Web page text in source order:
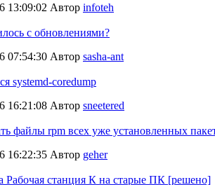
13:09:02 Автор infoteh
с обновлениями?
07:54:30 Автор sasha-ant
systemd-coredump
16:21:08 Автор sneetered
файлы rpm всех уже установленных
16:22:35 Автор geher
Рабочая станция К на старые ПК [решено]